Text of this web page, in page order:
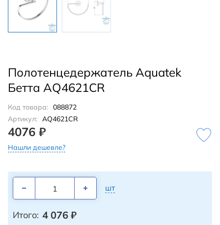
Полотенцедержатель Aquatek
Бетта AQ4621CR
Код товара: 088872
Артикул: AQ4621CR
4076 ₽
Нашли дешевле?
шт
Итого: 4 076 ₽